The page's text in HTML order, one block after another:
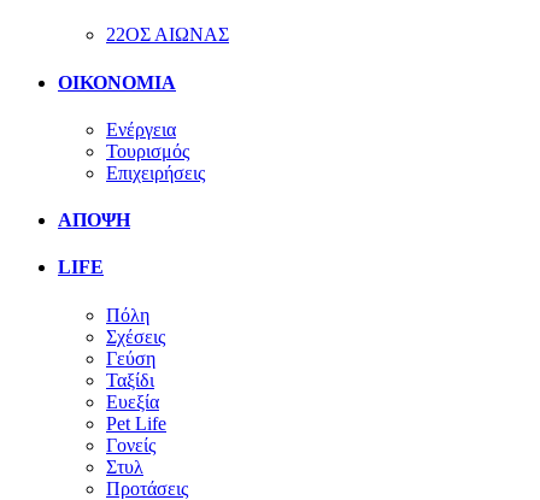
22ΟΣ ΑΙΩΝΑΣ
ΟΙΚΟΝΟΜΙΑ
Ενέργεια
Τουρισμός
Επιχειρήσεις
ΑΠΟΨΗ
LIFE
Πόλη
Σχέσεις
Γεύση
Ταξίδι
Ευεξία
Pet Life
Γονείς
Στυλ
Προτάσεις